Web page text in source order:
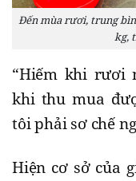
Đến mùa rươi, trung
kg,
“Hiếm khi rươi
khi thu mua
tôi phải sơ chế
Hiện cơ sở của